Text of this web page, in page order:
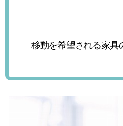
移動を希望される家具